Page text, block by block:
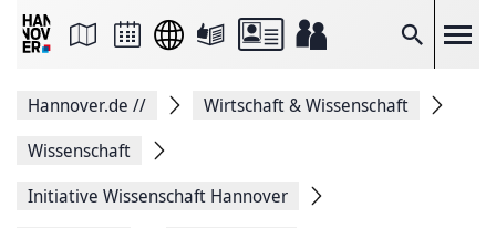
Suche
Seite
Facebook
teilen
Seitenlink
Hannover.de //
Wirtschaft & Wissenschaft
Wissenschaft
Initiative Wissenschaft Hannover